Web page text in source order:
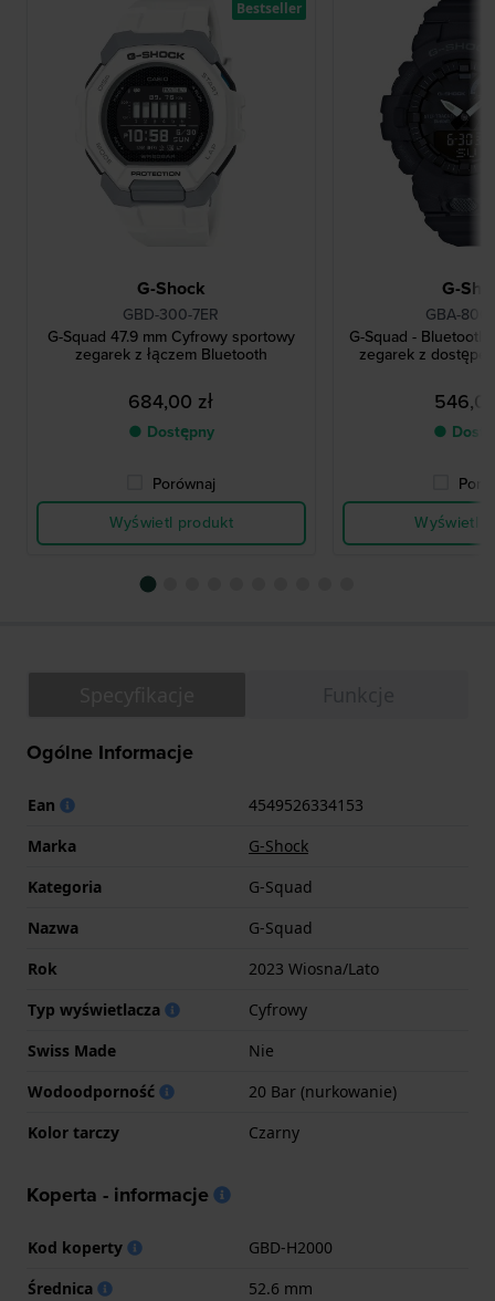
G-Shock
GBD-300-7ER
G-Squad 47.9 mm Cyfrowy sportowy
zegarek z łączem Bluetooth
684,00 zł
● Dostępny
Porównaj
Wyświetl produkt
Bestseller
G-
GBA-800-
G-Squad - Bluetooth
zegarek z
●
Wyświetl
Ogólne Informacje
Ean
4549526334153
Marka
G-Shock
Kategoria
G-Squad
Nazwa
G-Squad
Rok
2023 Wiosna/Lato
Typ wyświetlacza
Cyfrowy
Swiss Made
Nie
Wodoodporność
20 Bar (nurkowanie)
Kolor tarczy
Czarny
Koperta - informacje
Kod koperty
GBD-H2000
Średnica
52.6 mm